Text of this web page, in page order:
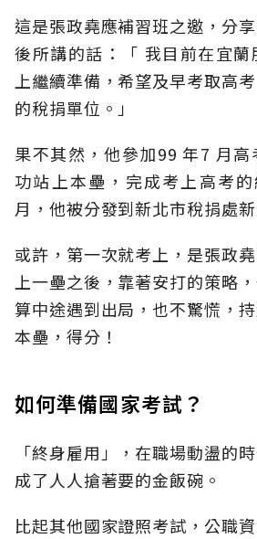
這是張政堯應補習班之邀，分
後所講的話：「 我目前在宜
上繼續準備，希望及早考取高
的稅捐單位。」
果不其然，他參加99 年7 月
功站上本壘，完成考上高考
月，他被分發到新北市稅捐處新
或許，第一次就考上，是張政
上一壘之後，靠著安打的策略
算中途遇到出局，也不驚慌，
本壘，得分！
如何準備國家考試？
「終身雇用」，在職場動盪的
成了人人搶著要的金飯碗。
比起其他國家證照考試，公職